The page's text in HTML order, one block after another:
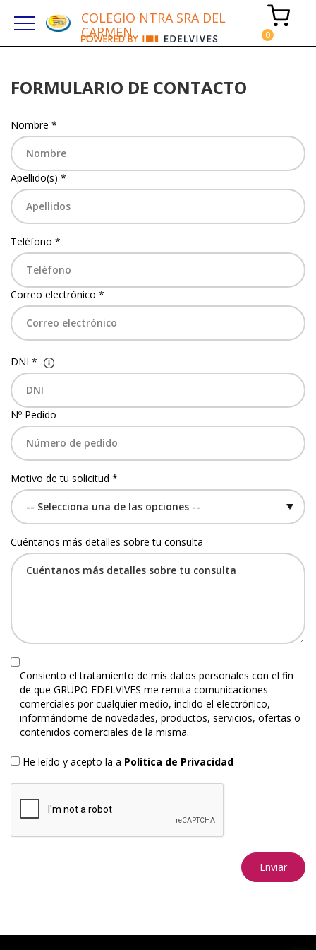
COLEGIO NTRA SRA DEL
CARMEN
FORMULARIO DE CONTACTO
Nombre *
Apellido(s) *
Teléfono *
Correo electrónico *
DNI *
Nº Pedido
Motivo de tu solicitud *
Cuéntanos más detalles sobre tu consulta
Consiento el tratamiento de mis datos personales con el fin
de que GRUPO EDELVIVES me remita comunicaciones
comerciales por cualquier medio, inclido el electrónico,
informándome de novedades, productos, servicios, ofertas o
contenidos comerciales de la misma.
He leído y acepto la a Política de Privacidad
Enviar